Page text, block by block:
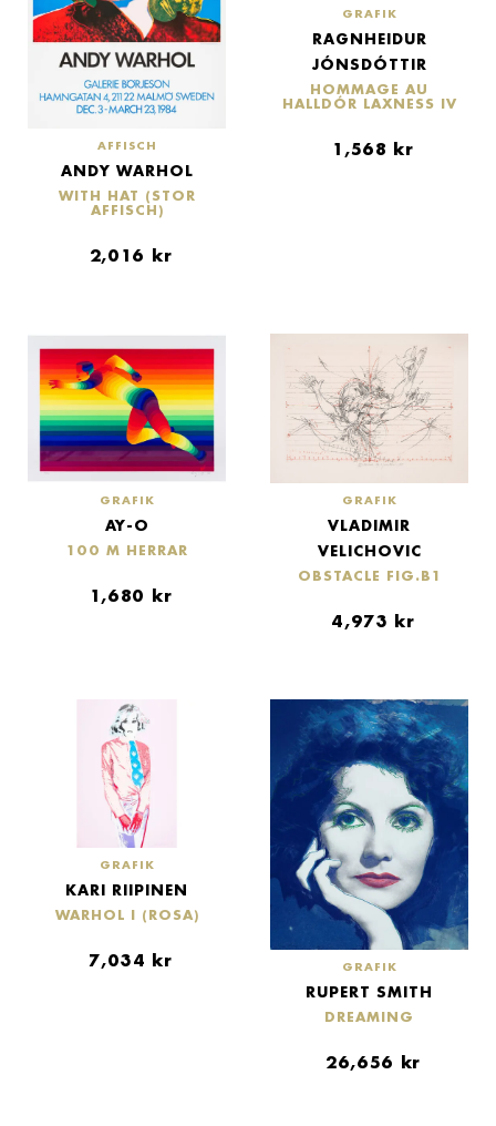
AFFISCH
ANDY WARHOL
WITH HAT (STOR
AFFISCH)
2,016 kr
GRAFIK
RAGNHEIDUR
JÓNSDÓTTIR
HOMMAGE AU
HALLDÓR LAXNESS IV
1,568 kr
GRAFIK
AY-O
100 M HERRAR
1,680 kr
GRAFIK
VLADIMIR
VELICHOVIC
OBSTACLE FIG.B1
4,973 kr
GRAFIK
KARI RIIPINEN
WARHOL I (ROSA)
7,034 kr GRAFIK
RUPERT SMITH
DREAMING
26,656 kr